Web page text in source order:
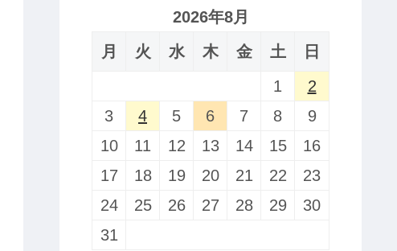
2026年8月
月
火 水 木 金 土
日
1
2
3
4 5 6 7 8
9
10
11 12 13 14 15
16
17
18 19 20 21 22
23
24
25 26 27 28 29
30
31